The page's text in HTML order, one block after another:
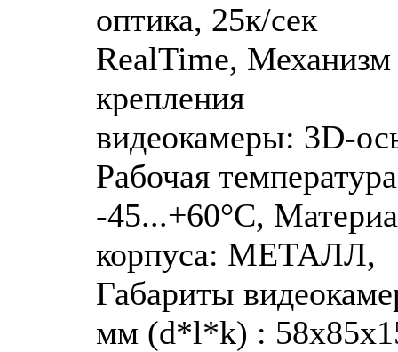
оптика, 25к/сек
RealTime, Механизм
крепления
видеокамеры: 3D-
Рабочая
-45...+60°C,
корпуса: МЕТАЛЛ,
Габариты
мм (d*l*k) :